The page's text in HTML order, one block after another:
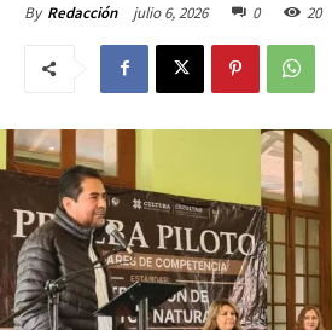
By Redacción julio 6, 2026 0 20